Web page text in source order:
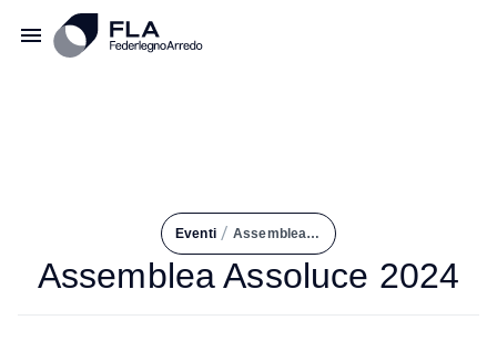
Eventi / Assemblea Assoluce 2024
Assemblea Assoluce 2024